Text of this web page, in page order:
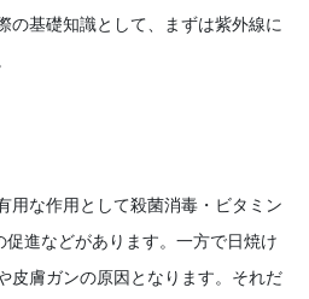
の基礎知識として、まずは紫外線に
用な作用として殺菌消毒・ビタミン
進などがあります。一方で日焼け
皮膚ガンの原因となります。それだ